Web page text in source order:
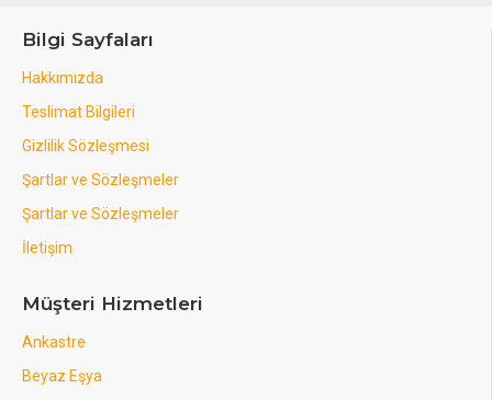
Bilgi Sayfaları
Hakkımızda
Teslimat Bilgileri
Gizlilik Sözleşmesi
Şartlar ve Sözleşmeler
Şartlar ve Sözleşmeler
İletişim
Müşteri Hizmetleri
Ankastre
Beyaz Eşya